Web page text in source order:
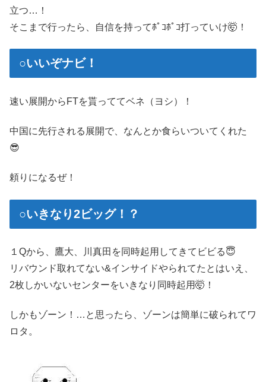
立つ…！
そこまで行ったら、自信を持ってﾎﾟｺﾎﾟｺ打っていけ🤯！
○いいぞナビ！
速い展開からFTを貰っててベネ（ヨシ）！
中国に先行される展開で、なんとか食らいついてくれた
😎
頼りになるぜ！
○いきなり2ビッグ！？
１Qから、鷹大、川真田を同時起用してきてビビる😇
リバウンド取れてない&インサイドやられてたとはいえ、
2枚しかいないセンターをいきなり同時起用🤯！
しかもゾーン！…と思ったら、ゾーンは簡単に破られてワ
ロタ。